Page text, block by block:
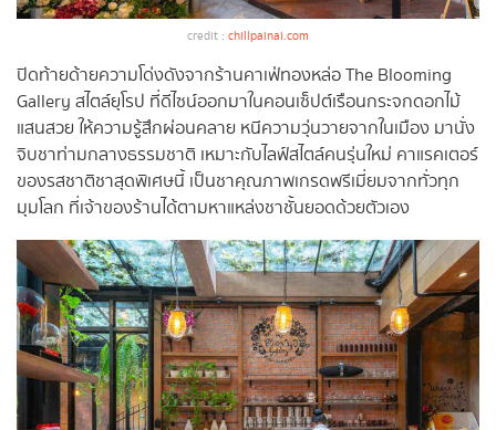
credit : chillpainai.com
ปิดท้ายด้ายความโด่งดังจากร้านคาเฟ่ทองหล่อ The Blooming
Gallery สไตล์ยุโรป ที่ดีไซน์ออกมาในคอนเซ็ปต์เรือนกระจกดอกไม้
แสนสวย ให้ความรู้สึกผ่อนคลาย หนีความวุ่นวายจากในเมือง มานั่ง
จิบชาท่ามกลางธรรมชาติ เหมาะกับไลฟ์สไตล์คนรุ่นใหม่ คาแรคเตอร์
ของรสชาติชาสุดพิเศษนี้ เป็นชาคุณภาพเกรดพรีเมี่ยมจากทั่วทุก
มุมโลก ที่เจ้าของร้านได้ตามหาแหล่งชาชั้นยอดด้วยตัวเอง